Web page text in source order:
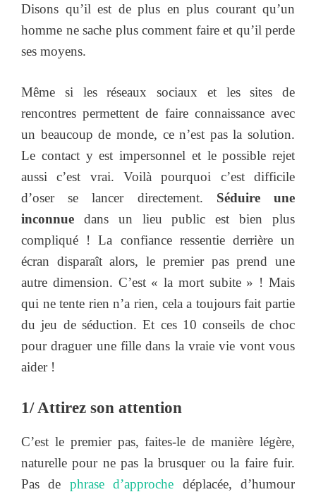
Disons qu’il est de plus en plus courant qu’un
homme ne sache plus comment faire et qu’il perde
ses moyens.
Même si les réseaux sociaux et les sites de
rencontres permettent de faire connaissance avec
un beaucoup de monde, ce n’est pas la solution.
Le contact y est impersonnel et le possible rejet
aussi c’est vrai. Voilà pourquoi c’est difficile
d’oser se lancer directement. Séduire une
inconnue dans un lieu public est bien plus
compliqué ! La confiance ressentie derrière un
écran disparaît alors, le premier pas prend une
autre dimension. C’est « la mort subite » ! Mais
qui ne tente rien n’a rien, cela a toujours fait partie
du jeu de séduction. Et ces 10 conseils de choc
pour draguer une fille dans la vraie vie vont vous
aider !
1/ Attirez son attention
C’est le premier pas, faites-le de manière légère,
naturelle pour ne pas la brusquer ou la faire fuir.
Pas de phrase d’approche déplacée, d’humour